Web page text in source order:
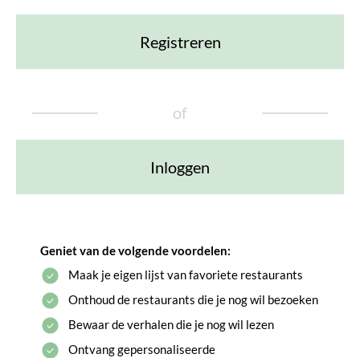
Registreren
of
Inloggen
Geniet van de volgende voordelen:
Maak je eigen lijst van favoriete restaurants
Onthoud de restaurants die je nog wil bezoeken
Bewaar de verhalen die je nog wil lezen
Ontvang gepersonaliseerde